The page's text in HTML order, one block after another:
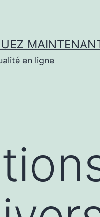
en ligne